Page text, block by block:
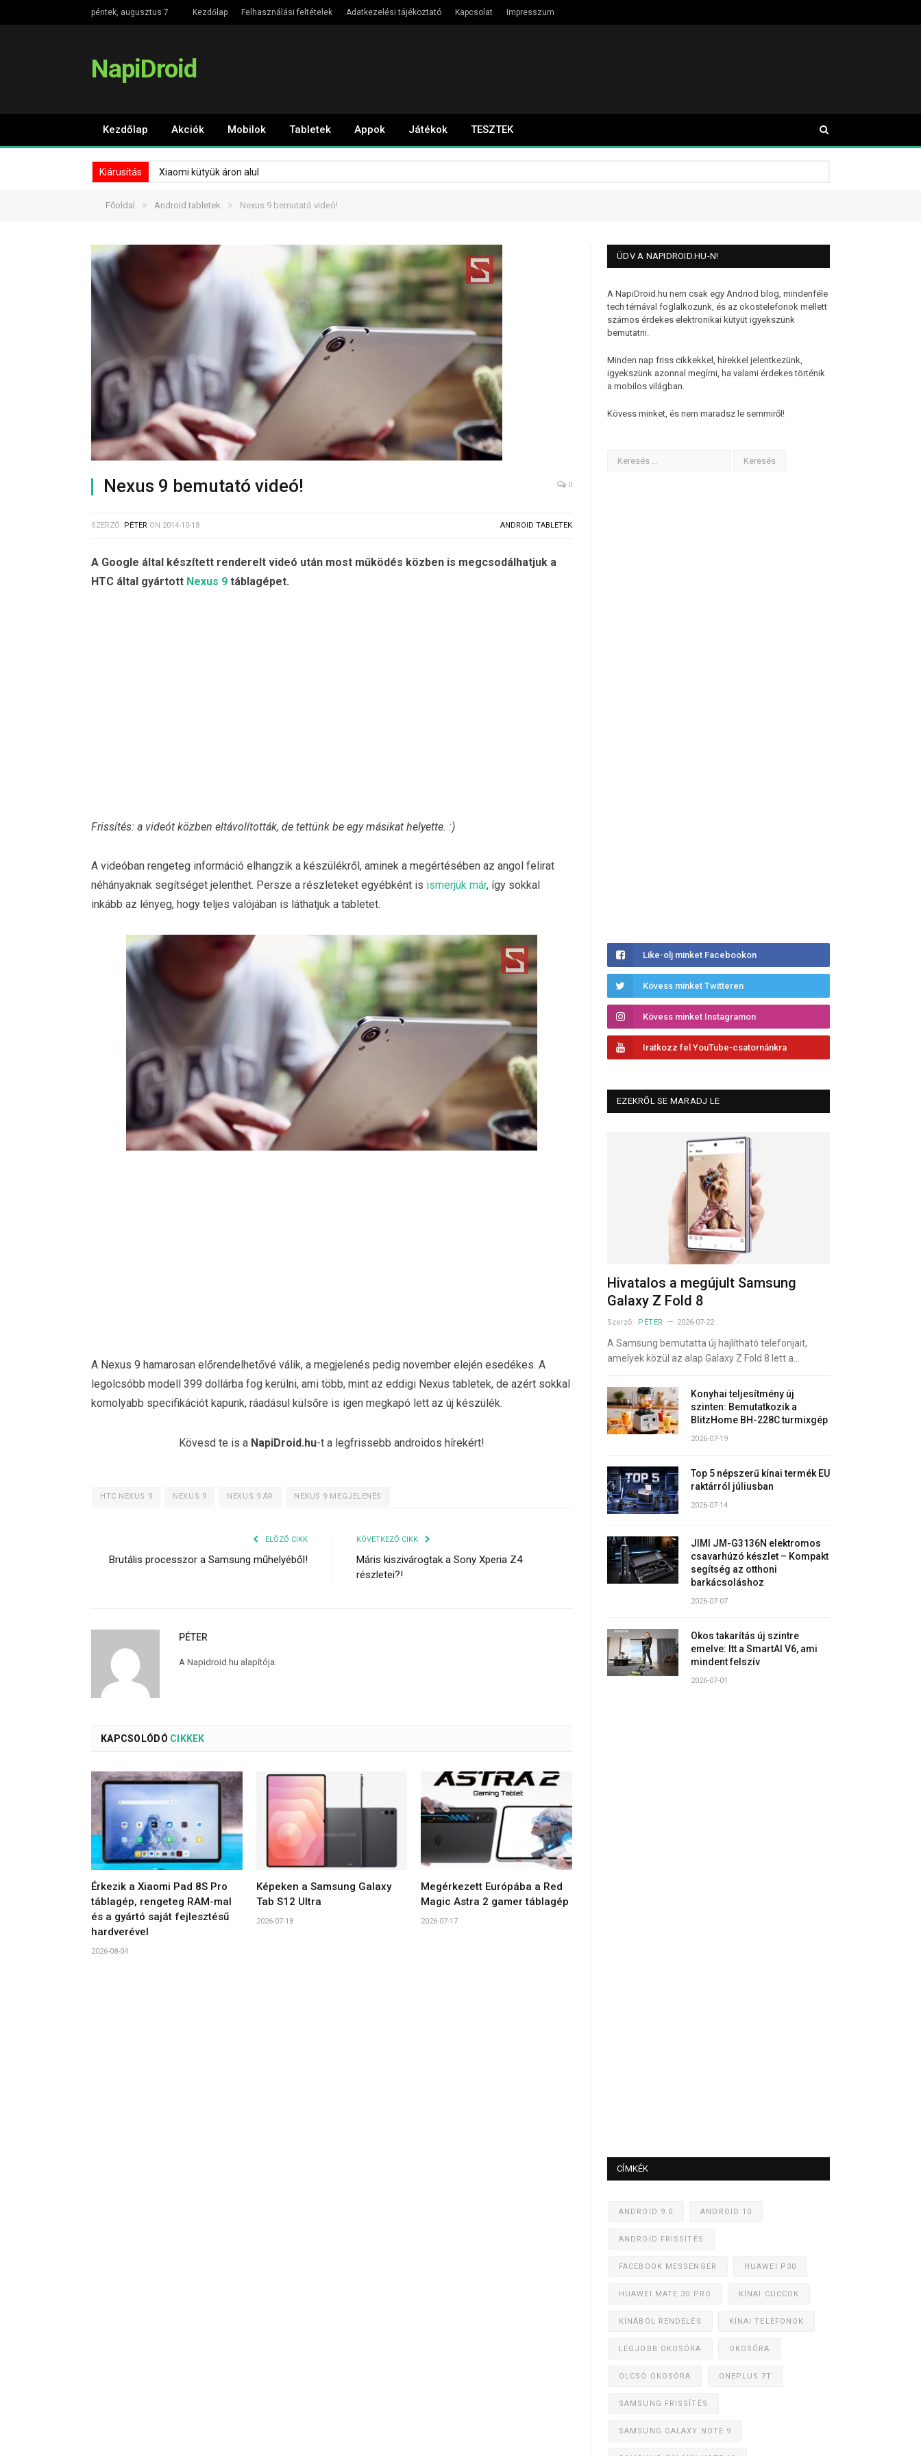
péntek, augusztus 7 Kezdőlap Felhasználási feltételek Adatkezelési tájékoztató Kapcsolat Impresszum
NapiDroid
Kezdőlap Akciók Mobilok Tabletek Appok Játékok TESZTEK
Kiárusítás Xiaomi kütyük áron alul
Főoldal » Android tabletek » Nexus 9 bemutató videó!
Nexus 9 bemutató videó! 0
SZERZŐ: PÉTER ON 2014-10-18 ANDROID TABLETEK
A Google által készített renderelt videó után most működés közben is megcsodálhatjuk a
HTC által gyártott Nexus 9 táblagépet.
Frissítés: a videót közben eltávolították, de tettünk be egy másikat helyette. :)
A videóban rengeteg információ elhangzik a készülékről, aminek a megértésében az angol felirat
néhányaknak segítséget jelenthet. Persze a részleteket egyébként is ismerjük már, így sokkal
inkább az lényeg, hogy teljes valójában is láthatjuk a tabletet.
A Nexus 9 hamarosan előrendelhetővé válik, a megjelenés pedig november elején esedékes. A
legolcsóbb modell 399 dollárba fog kerülni, ami több, mint az eddigi Nexus tabletek, de azért sokkal
komolyabb specifikációt kapunk, ráadásul külsőre is igen megkapó lett az új készülék.
Kövesd te is a NapiDroid.hu-t a legfrissebb androidos hírekért!
HTC NEXUS 9 NEXUS 9 NEXUS 9 ÁR NEXUS 9 MEGJELENÉS
ELŐZŐ CIKK
Brutális processzor a Samsung műhelyéből!
KÖVETKEZŐ CIKK
Máris kiszivárogtak a Sony Xperia Z4
részletei?!
PÉTER
A Napidroid.hu alapítója.
KAPCSOLÓDÓ CIKKEK
Érkezik a Xiaomi Pad 8S Pro
táblagép, rengeteg RAM-mal
és a gyártó saját fejlesztésű
hardverével
2026-08-04
Képeken a Samsung Galaxy
Tab S12 Ultra
2026-07-18
Megérkezett Európába a Red
Magic Astra 2 gamer táblagép
2026-07-17
ÜDV A NAPIDROID.HU-N!
A NapiDroid.hu nem csak egy Andriod blog, mindenféle
tech témával foglalkozunk, és az okostelefonok mellett
számos érdekes elektronikai kütyüt igyekszünk
bemutatni.
Minden nap friss cikkekkel, hírekkel jelentkezünk,
igyekszünk azonnal megírni, ha valami érdekes történik
a mobilos világban.
Kövess minket, és nem maradsz le semmiről!
Like-olj minket Facebookon
Kövess minket Twitteren
Kövess minket Instagramon
Iratkozz fel YouTube-csatornánkra
EZEKRŐL SE MARADJ LE
Hivatalos a megújult Samsung
Galaxy Z Fold 8
Szerző: PÉTER 2026-07-22
A Samsung bemutatta új hajlítható telefonjait,
amelyek közül az alap Galaxy Z Fold 8 lett a…
Konyhai teljesítmény új
szinten: Bemutatkozik a
BlitzHome BH-228C turmixgép
2026-07-19
Top 5 népszerű kínai termék EU
raktárról júliusban
2026-07-14
JIMI JM-G3136N elektromos
csavarhúzó készlet – Kompakt
segítség az otthoni
barkácsoláshoz
2026-07-07
Okos takarítás új szintre
emelve: Itt a SmartAI V6, ami
mindent felszív
2026-07-01
CÍMKÉK
ANDROID 9.0 ANDROID 10
ANDROID FRISSÍTÉS
FACEBOOK MESSENGER HUAWEI P30
HUAWEI MATE 30 PRO KÍNAI CUCCOK
KÍNÁBÓL RENDELÉS KÍNAI TELEFONOK
LEGJOBB OKOSÓRA OKOSÓRA
OLCSÓ OKOSÓRA ONEPLUS 7T
SAMSUNG FRISSÍTÉS
SAMSUNG GALAXY NOTE 9